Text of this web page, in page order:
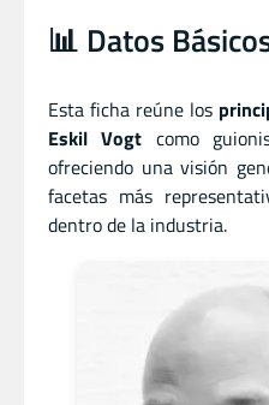
📊 Datos
Esta ficha reúne los
Eskil Vogt como
ofreciendo una visión
facetas más
dentro de la industria.